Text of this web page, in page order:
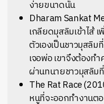
ง่ายขนาดนั้น
Dharam Sankat
เกลียดมุสลิมเข้าไส้
ตัวเองเป็นชาวมุสลิ
เจอพ่อ เขาจึงต้องท
ผ่านทนายชาวมุสลิม
The Rat Race
หนูที่จะออกทำงานต